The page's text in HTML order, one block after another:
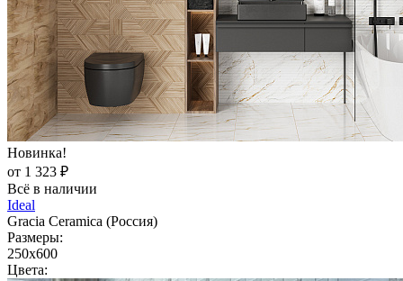
Новинка!
от 1 323 ₽
Всё в наличии
Ideal
Gracia Ceramica (Россия)
Размеры:
250x600
Цвета: